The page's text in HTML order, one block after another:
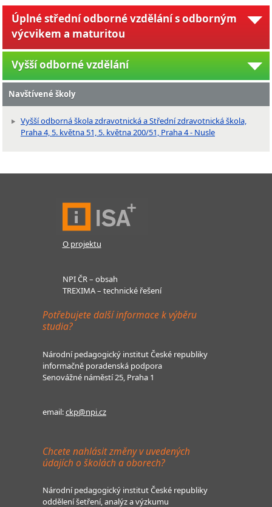
Úplné střední odborné vzdělání s odborným
výcvikem a maturitou
Vyšší odborné vzdělání
Navštívené školy
Vyšší odborná škola zdravotnická a Střední zdravotnická škola,
Praha 4, 5. května 51, 5. května 200/51, Praha 4 - Nusle
O projektu
NPI ČR – obsah
TREXIMA – technické řešení
Potřebujete další informace k výběru
studia?
Národní pedagogický institut České republiky
informačně poradenská podpora
Senovážné náměstí 25, Praha 1
email:ckp@npi.cz
Chcete nahlásit změny v uvedených
údajích o školách a oborech?
Národní pedagogický institut České republiky
oddělení šetření, analýz a výzkumu